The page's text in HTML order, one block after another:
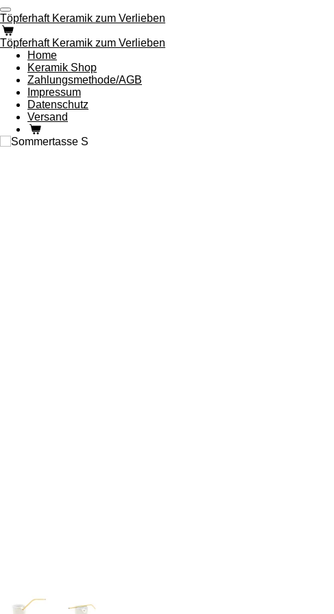
Zum
Hauptinhalt
springen
Töpferhaft Keramik zum Verlieben
Töpferhaft Keramik zum Verlieben
Home
Keramik Shop
Zahlungsmethode/AGB
Impressum
Datenschutz
Versand